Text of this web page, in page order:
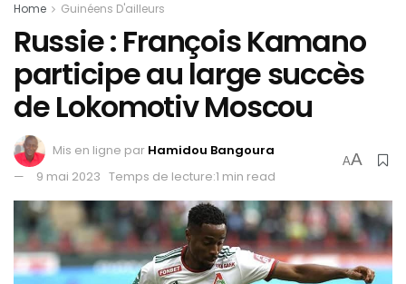
Home Guinéens D'ailleurs
Russie : François Kamano
participe au large succès
de Lokomotiv Moscou
Mis en ligne par Hamidou Bangoura
9 mai 2023 Temps de lecture:1 min read
AA